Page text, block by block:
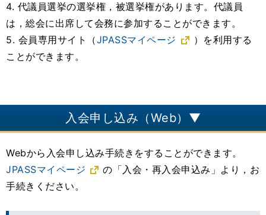
4. 代議員選挙の選挙権，被選挙権があります。代議員
は，総会に出席して会務に参加することができます。
5. 会員専用サイト（JPASSマイページ
）を利用する
ことができます。
入会申し込み（Web）▼
Webから入会申し込み手続きをすることができます。
JPASSマイページ
の「入会・再入会申込み」より，お
手続きください。